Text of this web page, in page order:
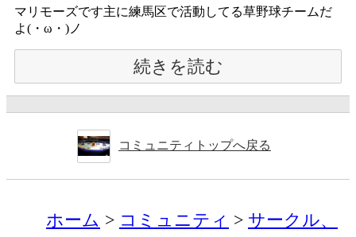
マリモーズです主に練馬区で活動してる草野球チームだ
よ(・ω・)ノ
続きを読む
コミュニティトップへ戻る
ホーム コミュニティ
サークル、